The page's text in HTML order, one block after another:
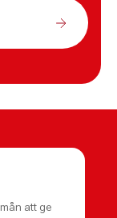
att ge